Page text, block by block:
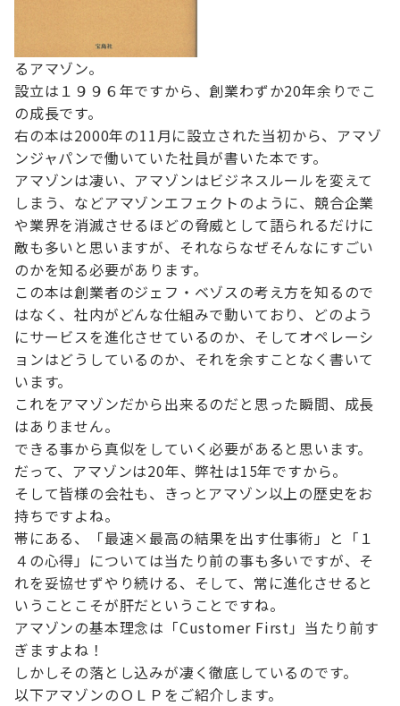
るアマゾン。
設立は１９９６年ですから、創業わずか20年余りでこ
の成長です。
右の本は2000年の11月に設立された当初から、アマゾ
ンジャパンで働いていた社員が書いた本です。
アマゾンは凄い、アマゾンはビジネスルールを変えて
しまう、などアマゾンエフェクトのように、競合企業
や業界を消滅させるほどの脅威として語られるだけに
敵も多いと思いますが、それならなぜそんなにすごい
のかを知る必要があります。
この本は創業者のジェフ・ベゾスの考え方を知るので
はなく、社内がどんな仕組みで動いており、どのよう
にサービスを進化させているのか、そしてオペレーシ
ョンはどうしているのか、それを余すことなく書いて
います。
これをアマゾンだから出来るのだと思った瞬間、成長
はありません。
できる事から真似をしていく必要があると思います。
だって、アマゾンは20年、弊社は15年ですから。
そして皆様の会社も、きっとアマゾン以上の歴史をお
持ちですよね。
帯にある、「最速×最高の結果を出す仕事術」と「１
４の心得」については当たり前の事も多いですが、そ
れを妥協せずやり続ける、そして、常に進化させると
いうことこそが肝だということですね。
アマゾンの基本理念は「Customer First」当たり前す
ぎますよね！
しかしその落とし込みが凄く徹底しているのです。
以下アマゾンのＯＬＰをご紹介します。